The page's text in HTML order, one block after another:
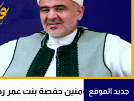
جديد الموقع
بنت عمر رضي الله عنهما؛